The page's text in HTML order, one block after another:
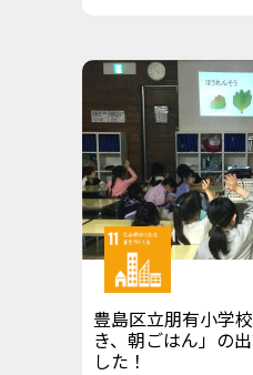
豊島区立朋有小学
き、朝ごはん」の
した！